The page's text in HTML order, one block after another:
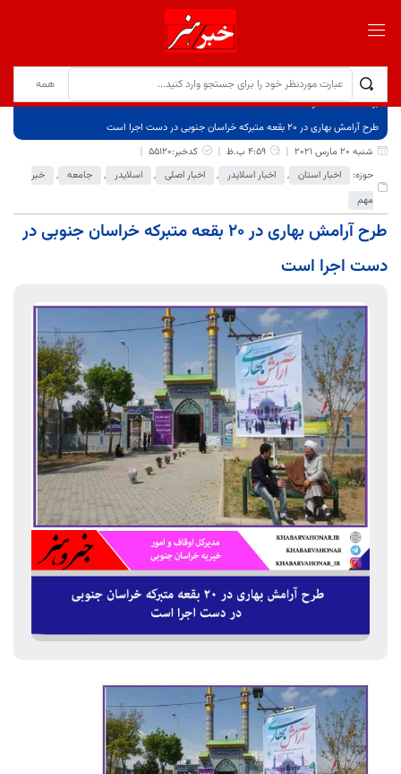
برگ نخست
نوشته‌ها
طرح آرامش بهاری در ۲۰ بقعه متبرکه خراسان جنوبی در دست اجرا است
شنبه 20 مارس 2021
4:59 ب.ظ
کدخبر:55120
حوزه:
اخبار استان , اخبار اسلایدر , اخبار اصلی , اسلایدر , جامعه ,
خبر
مهم
طرح آرامش بهاری در ۲۰ بقعه متبرکه خراسان جنوبی در
دست اجرا است